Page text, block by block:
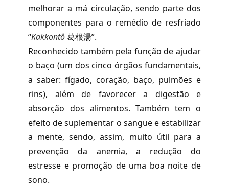
melhorar a má circulação, sendo parte dos
componentes para o remédio de resfriado
“Kakkontô葛根湯”.
Reconhecido também pela função de ajudar
o baço (um dos cinco órgãos fundamentais,
a saber: fígado, coração, baço, pulmões e
rins), além de favorecer a digestão e
absorção dos alimentos. Também tem o
efeito de suplementar o sangue e estabilizar
a mente, sendo, assim, muito útil para a
prevenção da anemia, a redução do
estresse e promoção de uma boa noite de
sono.